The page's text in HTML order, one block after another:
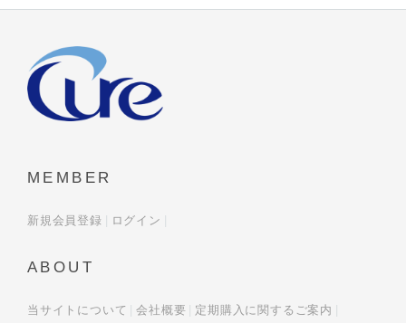
MEMBER
新規会員登録 ログイン
ABOUT
当サイトについて 会社概要 定期購入に関するご案内